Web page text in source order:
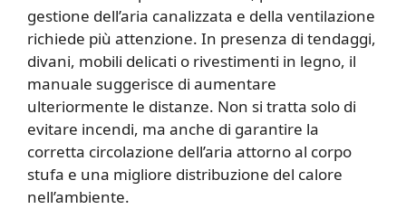
gestione dell’aria canalizzata e della ventilazione
richiede più attenzione. In presenza di tendaggi,
divani, mobili delicati o rivestimenti in legno, il
manuale suggerisce di aumentare
ulteriormente le distanze. Non si tratta solo di
evitare incendi, ma anche di garantire la
corretta circolazione dell’aria attorno al corpo
stufa e una migliore distribuzione del calore
nell’ambiente.